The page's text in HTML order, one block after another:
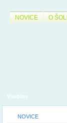
NOVICE O ŠOLI
Vsebine
NOVICE